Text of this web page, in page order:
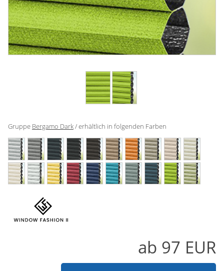
Gardinenstange
Stoffe
Panneaux
Gruppe Bergamo Dark/ erhältlich in folgenden Farben
ab 97 EUR